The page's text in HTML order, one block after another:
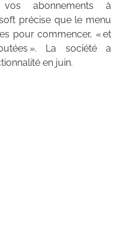
abonnements à
précise que le menu
pour commencer, « et
». La société a
en juin.